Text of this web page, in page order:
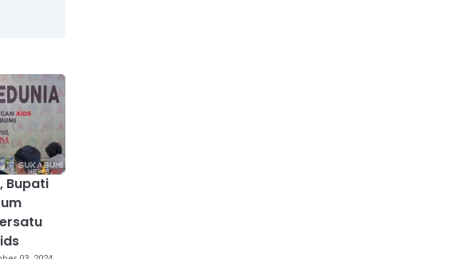
Bupati